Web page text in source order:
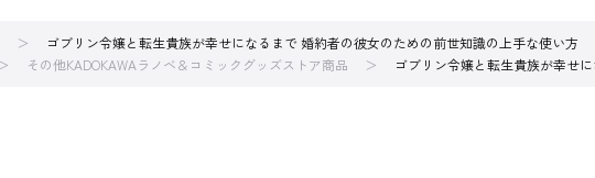
ゴブリン令嬢と転生貴族が幸せになるまで 婚約者の彼女のための前世知識の上手な使い方
その他KADOKAWAラノベ＆コミックグッズストア商品 ゴブリン令嬢と転生貴族が幸せ